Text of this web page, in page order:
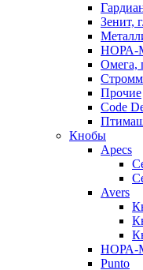
Зенит,
НОРА-
Омега,
Прочие
Code
Кнобы
Apecs
Avers
НОРА-
Punto